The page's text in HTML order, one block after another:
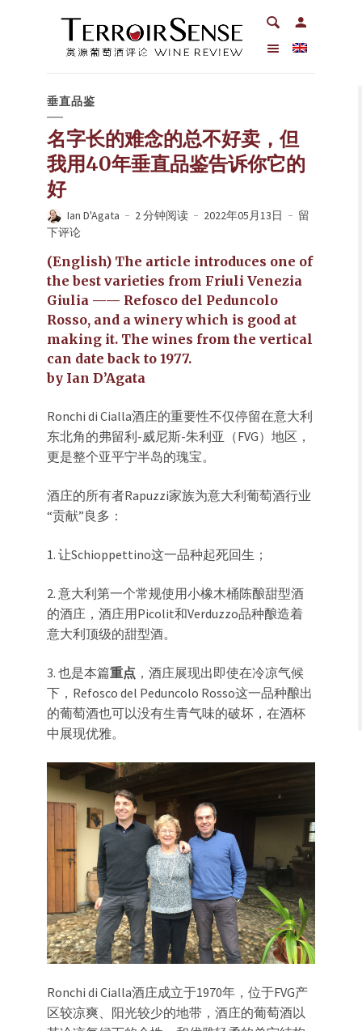
垂直品鉴
名字长的难念的总不好卖，但
我用40年垂直品鉴告诉你它的
好
Ian D'Agata 2 分钟阅读 2022年05月13日
留
下评论
(English) The article introduces one of
the best varieties from Friuli Venezia
Giulia —— Refosco del Peduncolo
Rosso, and a winery which is good at
making it. The wines from the vertical
can date back to 1977.
by Ian D’Agata
Ronchi di Cialla酒庄的重要性不仅停留在意大利
东北角的弗留利-威尼斯-朱利亚（FVG）地区，
更是整个亚平宁半岛的瑰宝。
酒庄的所有者Rapuzzi家族为意大利葡萄酒行业
“贡献”良多：
1. 让Schioppettino这一品种起死回生；
2. 意大利第一个常规使用小橡木桶陈酿甜型酒
的酒庄，酒庄用Picolit和Verduzzo品种酿造着
意大利顶级的甜型酒。
3. 也是本篇重点 ，酒庄展现出即使在冷凉气候
下，Refosco del Peduncolo Rosso这一品种酿出
的葡萄酒也可以没有生青气味的破坏，在酒杯
中展现优雅。
Ronchi di Cialla酒庄成立于1970年，位于FVG产
区较凉爽、阳光较少的地带，酒庄的葡萄酒以